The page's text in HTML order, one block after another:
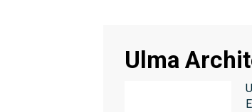
Ulma